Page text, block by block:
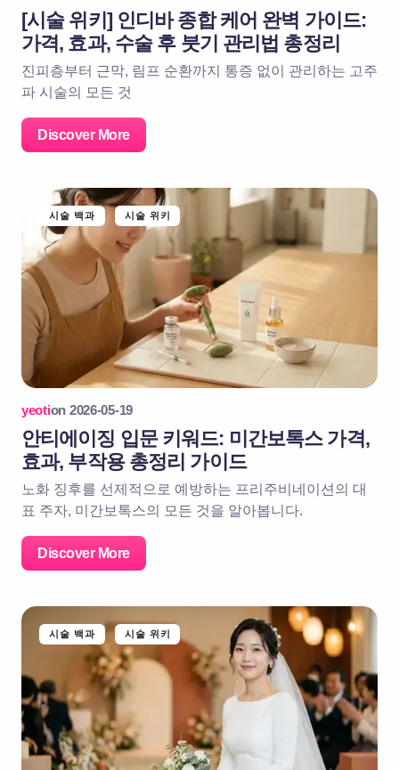
[시술 위키] 인디바 종합 케어 완벽 가이드:
가격, 효과, 수술 후 붓기 관리법 총정리
진피층부터 근막, 림프 순환까지 통증 없이 관리하는 고주
파 시술의 모든 것
Discover More
시술 백과 시술 위키
yeotion 2026-05-19
안티에이징 입문 키워드: 미간보톡스 가격,
효과, 부작용 총정리 가이드
노화 징후를 선제적으로 예방하는 프리주비네이션의 대
표 주자, 미간보톡스의 모든 것을 알아봅니다.
Discover More
시술 백과 시술 위키